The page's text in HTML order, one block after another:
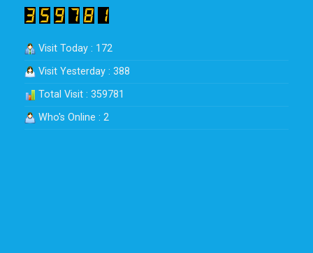
Visit Today : 172
Visit Yesterday : 388
Total Visit : 359781
Who's Online : 2